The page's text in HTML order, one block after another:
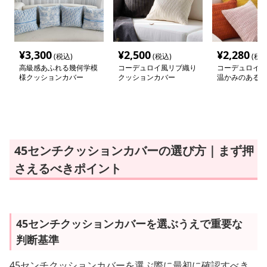
¥3,300(税込)
高級感あふれる幾何学模
様クッションカバー
¥2,500(税込)
コーデュロイ風リブ織り
クッションカバー
¥2,280(税
コーデュロイ
温かみのある
45センチクッションカバーの選び方｜まず押
さえるべきポイント
45センチクッションカバーを選ぶうえで重要な
判断基準